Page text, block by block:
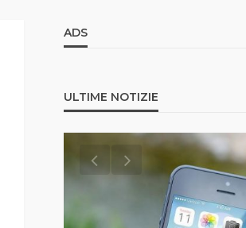
ADS
ULTIME NOTIZIE